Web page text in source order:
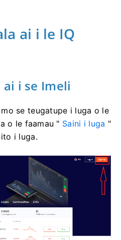
ai i le IQ
ai i se Imeli
mo se teugatupe i luga o le
o le faamau " Saini i luga "
i luga.